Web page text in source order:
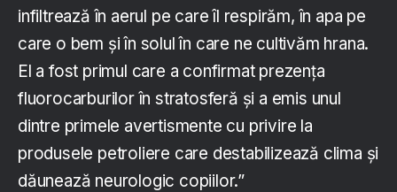
infiltrează în aerul pe care îl respirăm, în apa pe
care o bem și în solul în care ne cultivăm hrana.
El a fost primul care a confirmat prezența
fluorocarburilor în stratosferă și a emis unul
dintre primele avertismente cu privire la
produsele petroliere care destabilizează clima și
dăunează neurologic copiilor.”